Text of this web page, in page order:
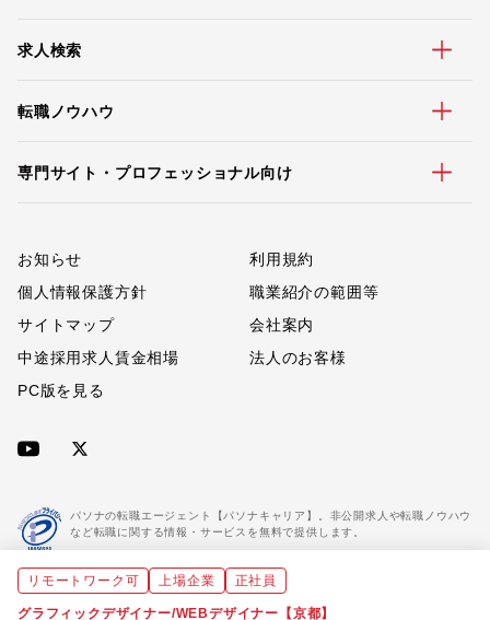
求人検索
転職ノウハウ
専門サイト・プロフェッショナル向け
お知らせ
利用規約
個人情報保護方針
職業紹介の範囲等
サイトマップ
会社案内
中途採用求人賃金相場
法人のお客様
PC版を見る
パソナの転職エージェント【パソナキャリア】。非公開求人や転職ノウハウ
など転職に関する情報・サービスを無料で提供します。
「パソナキャリア」は職業紹介優良事業者に認定されています。
リモートワーク可 上場企業 正社員
グラフィックデザイナー/WEBデザイナー【京都】